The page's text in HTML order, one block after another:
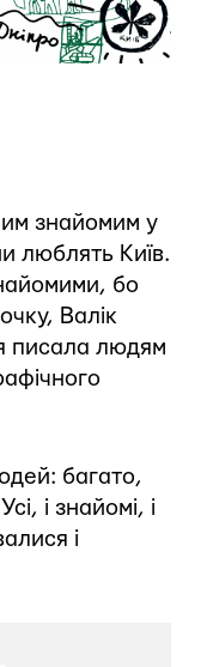
знайомим у
люблять Київ.
бо
Валік
писала людям
багато,
і знайомі, і
і